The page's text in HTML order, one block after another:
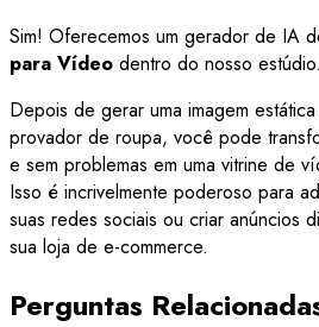
Sim! Oferecemos um gerador de IA
para Vídeo dentro do nosso estúdio.
Depois de gerar uma imagem
provador de roupa, você pode
e sem problemas em uma vitrine de
Isso é incrivelmente poderoso para
suas redes sociais ou criar anúncios
sua loja de e-commerce.
Perguntas